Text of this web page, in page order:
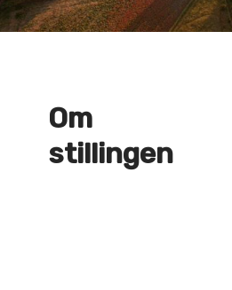
Om
stillingen